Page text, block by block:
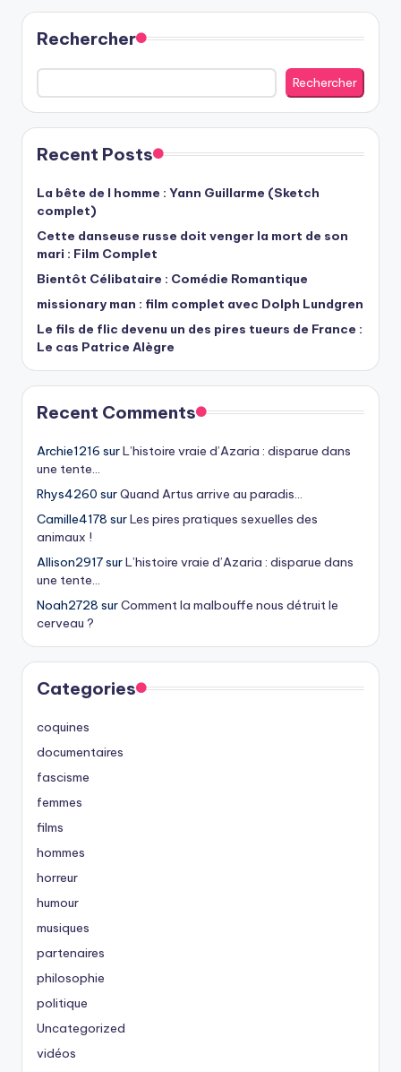
Rechercher
Rechercher
Recent Posts
La bête de l homme : Yann Guillarme (Sketch
complet)
Cette danseuse russe doit venger la mort de son
mari : Film Complet
Bientôt Célibataire : Comédie Romantique
missionary man : film complet avec Dolph Lundgren
Le fils de flic devenu un des pires tueurs de France :
Le cas Patrice Alègre
Recent Comments
Archie1216 surL’histoire vraie d’Azaria : disparue dans
une tente…
Rhys4260 surQuand Artus arrive au paradis…
Camille4178 surLes pires pratiques sexuelles des
animaux !
Allison2917surL’histoire vraie d’Azaria : disparue dans
une tente…
Noah2728 surComment la malbouffe nous détruit le
cerveau ?
Categories
coquines
documentaires
fascisme
femmes
films
hommes
horreur
humour
musiques
partenaires
philosophie
politique
Uncategorized
vidéos